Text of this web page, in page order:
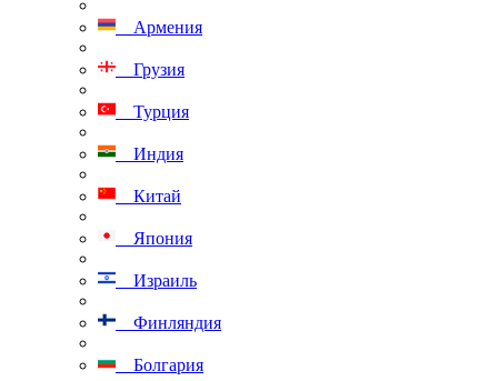
Армения
Грузия
Турция
Индия
Китай
Япония
Израиль
Финляндия
Болгария